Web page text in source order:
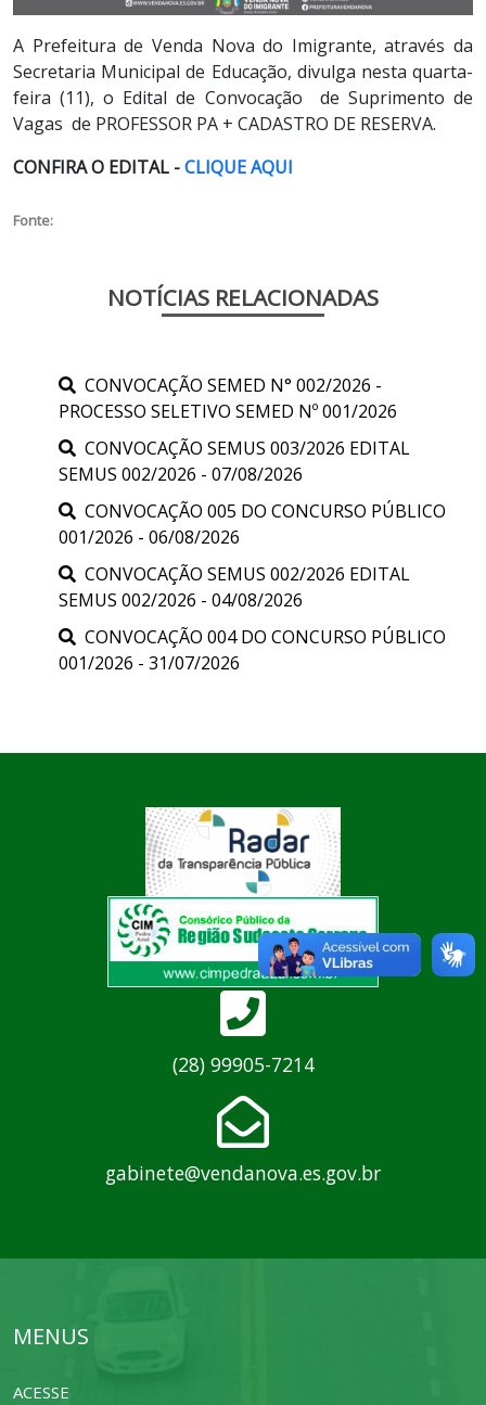
A Prefeitura de Venda Nova do Imigrante, através da
Secretaria Municipal de Educação, divulga nesta quarta-
feira (11), o Edital de Convocação de Suprimento de
Vagas de PROFESSOR PA + CADASTRO DE RESERVA.
CONFIRA O EDITAL -CLIQUE AQUI
Fonte:
NOTÍCIAS RELACIONADAS
CONVOCAÇÃO SEMED N° 002/2026 -
PROCESSO SELETIVO SEMED Nº 001/2026
CONVOCAÇÃO SEMUS 003/2026 EDITAL
SEMUS 002/2026 - 07/08/2026
CONVOCAÇÃO 005 DO CONCURSO PÚBLICO
001/2026 - 06/08/2026
CONVOCAÇÃO SEMUS 002/2026 EDITAL
SEMUS 002/2026 - 04/08/2026
CONVOCAÇÃO 004 DO CONCURSO PÚBLICO
001/2026 - 31/07/2026
(28) 99905-7214
gabinete@vendanova.es.gov.br
MENUS
ACESSE